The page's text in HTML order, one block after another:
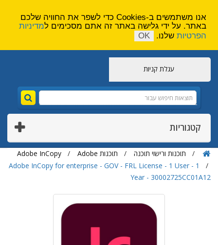
עגלת קניות
קטגוריות
תוכנות ורישוי תוכנה תוכנות Adobe
Adobe InCopy
Adobe InCopy for enterprise - GOV - FRL License - 1 User - 1
Year - 30002725CC01A12
אנו משתמשים ב-Cookies כדי לשפר את החוויה שלכם
באתר. על ידי גלישה באתר זה אתם מסכימים למדיניות
הפרטיות שלנו. OK